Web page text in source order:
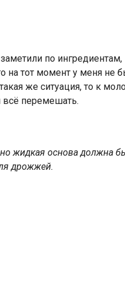
по
на тот момент у меня не
же ситуация, то к
всё перемешать.
жидкая основа должна
дрожжей.